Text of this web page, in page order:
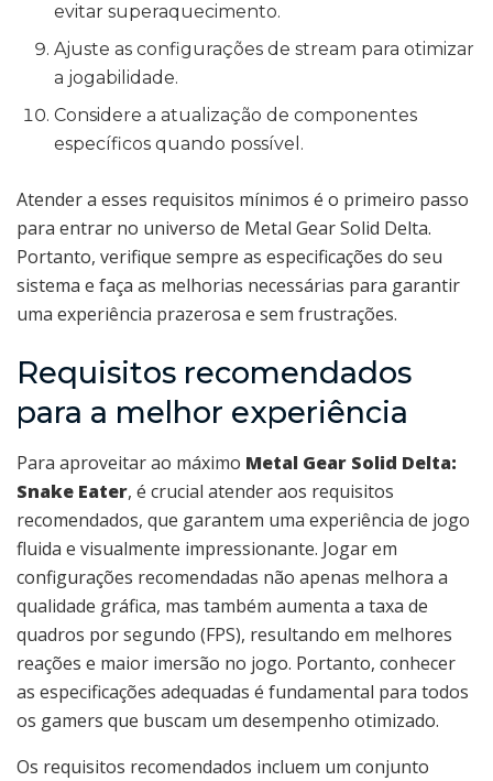
evitar superaquecimento.
Ajuste as configurações de stream para otimizar
a jogabilidade.
Considere a atualização de componentes
específicos quando possível.
Atender a esses requisitos mínimos é o primeiro passo
para entrar no universo de Metal Gear Solid Delta.
Portanto, verifique sempre as especificações do seu
sistema e faça as melhorias necessárias para garantir
uma experiência prazerosa e sem frustrações.
Requisitos recomendados
para a melhor experiência
Para aproveitar ao máximo Metal Gear Solid Delta:
Snake Eater, é crucial atender aos requisitos
recomendados, que garantem uma experiência de jogo
fluida e visualmente impressionante. Jogar em
configurações recomendadas não apenas melhora a
qualidade gráfica, mas também aumenta a taxa de
quadros por segundo (FPS), resultando em melhores
reações e maior imersão no jogo. Portanto, conhecer
as especificações adequadas é fundamental para todos
os gamers que buscam um desempenho otimizado.
Os requisitos recomendados incluem um conjunto